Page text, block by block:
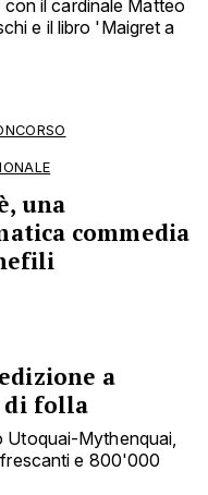
il cardinale Matteo
e il libro 'Maigret a
una
commedia
a
di folla
Utoquai-Mythenquai,
e 800'000